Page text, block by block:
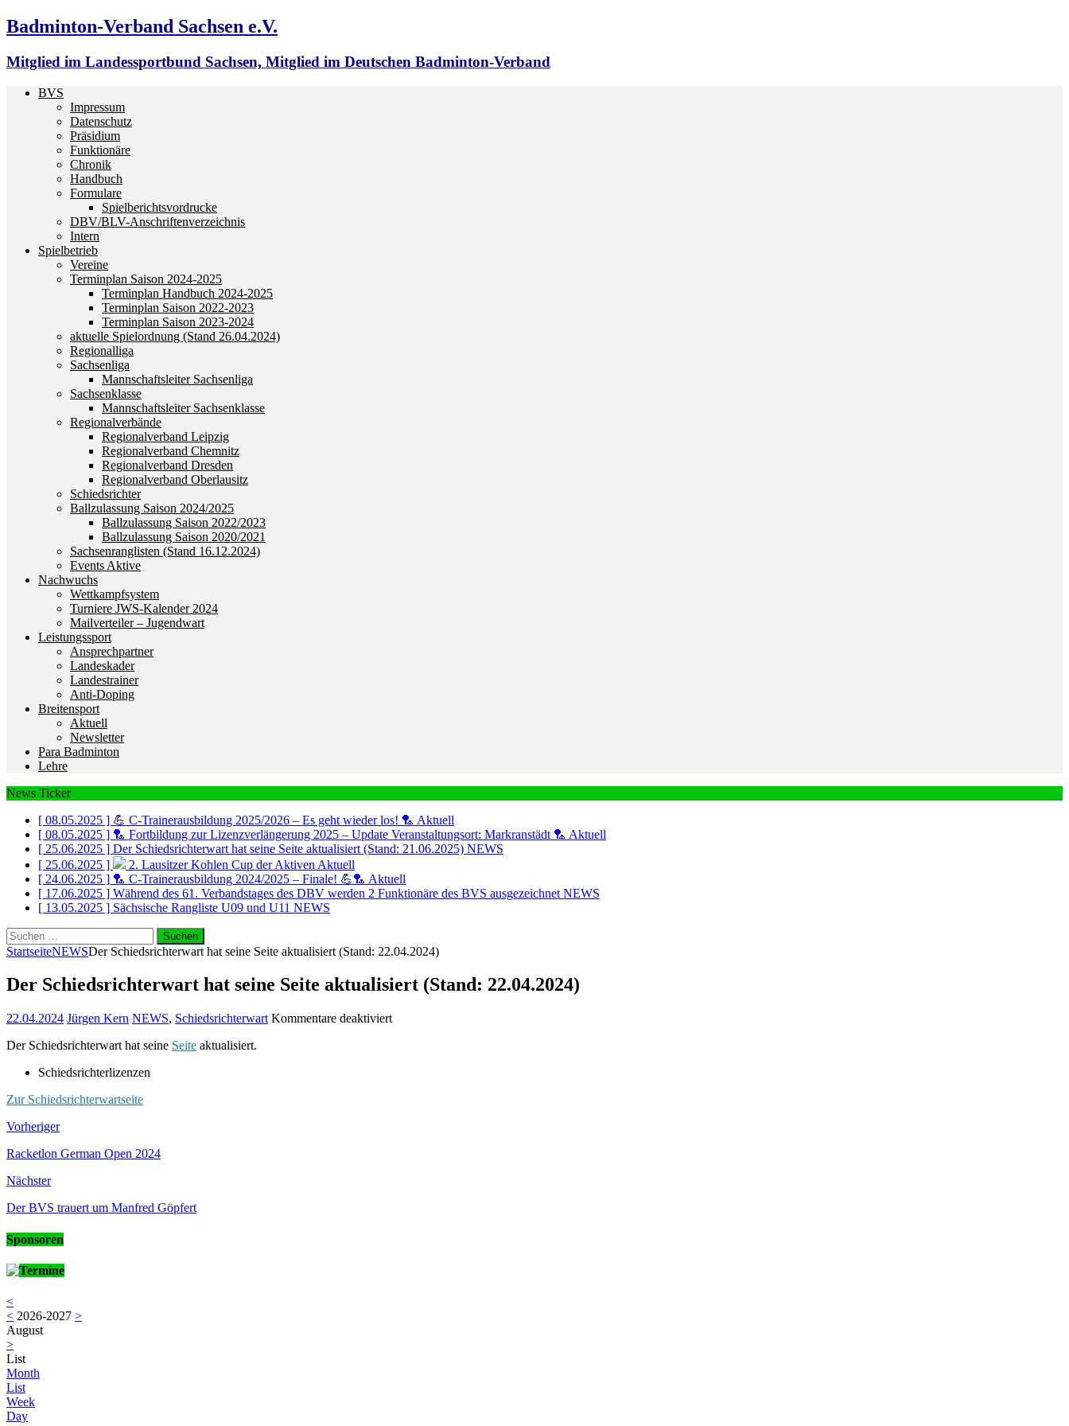
Badminton-Verband Sachsen e.V.
Mitglied im Landessportbund Sachsen, Mitglied im Deutschen Badminton-Verband
BVS
Impressum
Datenschutz
Präsidium
Funktionäre
Chronik
Handbuch
Formulare
Spielberichtsvordrucke
DBV/BLV-Anschriftenverzeichnis
Intern
Spielbetrieb
Vereine
Terminplan Saison 2024-2025
Terminplan Handbuch 2024-2025
Terminplan Saison 2022-2023
Terminplan Saison 2023-2024
aktuelle Spielordnung (Stand 26.04.2024)
Regionalliga
Sachsenliga
Mannschaftsleiter Sachsenliga
Sachsenklasse
Mannschaftsleiter Sachsenklasse
Regionalverbände
Regionalverband Leipzig
Regionalverband Chemnitz
Regionalverband Dresden
Regionalverband Oberlausitz
Schiedsrichter
Ballzulassung Saison 2024/2025
Ballzulassung Saison 2022/2023
Ballzulassung Saison 2020/2021
Sachsenranglisten (Stand 16.12.2024)
Events Aktive
Nachwuchs
Wettkampfsystem
Turniere JWS-Kalender 2024
Mailverteiler – Jugendwart
Leistungssport
Ansprechpartner
Landeskader
Landestrainer
Anti-Doping
Breitensport
Aktuell
Newsletter
Para Badminton
Lehre
News Ticker
[ 08.05.2025 ] 💪 C-Trainerausbildung 2025/2026 – Es geht wieder los! 🏸 Aktuell
[ 08.05.2025 ] 🏸 Fortbildung zur Lizenzverlängerung 2025 – Update Veranstaltungsort: Markranstädt 🏸 Aktuell
[ 25.06.2025 ] Der Schiedsrichterwart hat seine Seite aktualisiert (Stand: 21.06.2025) NEWS
[ 25.06.2025 ]
2. Lausitzer Kohlen Cup der Aktiven Aktuell
[ 24.06.2025 ] 🏸 C-Trainerausbildung 2024/2025 – Finale! 💪🏸 Aktuell
[ 17.06.2025 ] Während des 61. Verbandstages des DBV werden 2 Funktionäre des BVS ausgezeichnet NEWS
[ 13.05.2025 ] Sächsische Rangliste U09 und U11 NEWS
Suchen
nach:
StartseiteNEWSDer Schiedsrichterwart hat seine Seite aktualisiert (Stand: 22.04.2024)
Der Schiedsrichterwart hat seine Seite aktualisiert (Stand: 22.04.2024)
22.04.2024 Jürgen Kern NEWS, Schiedsrichterwart Kommentare deaktiviertfür
Der Schiedsrichterwart hat seine Seite aktualisiert.
Schiedsrichterlizenzen
Zur Schiedsrichterwartseite
Vorheriger
Racketlon German Open 2024
Nächster
Der BVS trauert um Manfred Göpfert
Sponsoren
Termine
<
< 2026-2027 >
August
>
List
Month
List
Week
Day